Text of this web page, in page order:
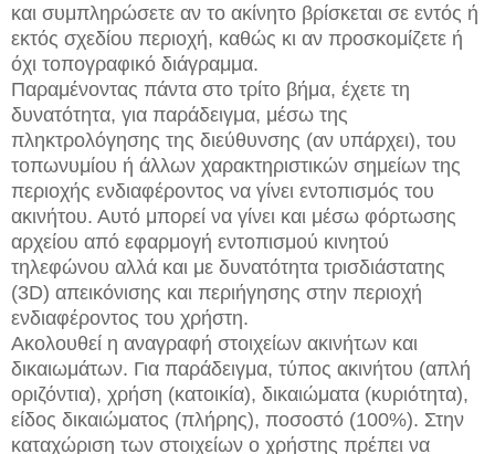
και συμπληρώσετε αν το ακίνητο βρίσκεται σε εντός ή
εκτός σχεδίου περιοχή, καθώς κι αν προσκομίζετε ή
όχι τοπογραφικό διάγραμμα.
Παραμένοντας πάντα στο τρίτο βήμα, έχετε τη
δυνατότητα, για παράδειγμα, μέσω της
πληκτρολόγησης της διεύθυνσης (αν υπάρχει), του
τοπωνυμίου ή άλλων χαρακτηριστικών σημείων της
περιοχής ενδιαφέροντος να γίνει εντοπισμός του
ακινήτου. Αυτό μπορεί να γίνει και μέσω φόρτωσης
αρχείου από εφαρμογή εντοπισμού κινητού
τηλεφώνου αλλά και με δυνατότητα τρισδιάστατης
(3D) απεικόνισης και περιήγησης στην περιοχή
ενδιαφέροντος του χρήστη.
Ακολουθεί η αναγραφή στοιχείων ακινήτων και
δικαιωμάτων. Για παράδειγμα, τύπος ακινήτου (απλή
οριζόντια), χρήση (κατοικία), δικαιώματα (κυριότητα),
είδος δικαιώματος (πλήρης), ποσοστό (100%). Στην
καταχώριση των στοιχείων ο χρήστης πρέπει να